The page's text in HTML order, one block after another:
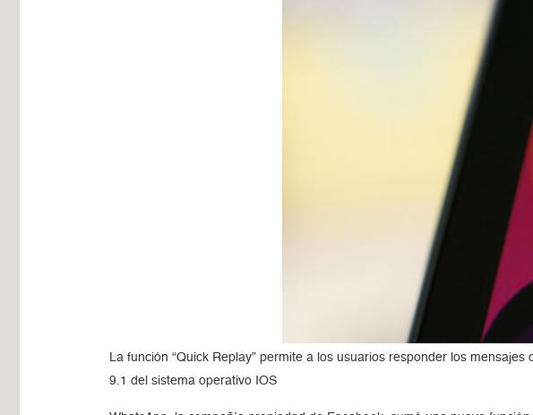
La función “Quick Replay” permite a los usuarios responder los
9.1 del sistema operativo IOS